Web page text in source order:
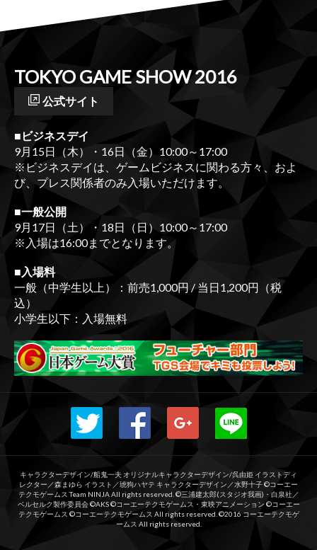
TOKYO GAME SHOW 2016
公式サイト
■ビジネスデイ
9月15日（木）・16日（金）10:00～17:00
※ビジネスデイは、ゲームビジネスに関わる方々、およ
び、プレス関係者のみ入場いただけます。
■一般公開
9月17日（土）・18日（日）10:00～17:00
※入場は16:00までとなります。
■入場料
一般（中学生以上）：前売1,000円 / 当日1,200円（税
込）
小学生以下：入場無料
キャラクターデザイン/船鬼一夫 オリジナルキャラクターデザイン/呉由姫 イラストディ
レクター／森まゆら イラスト／琥狗ハヤテ キャラクターデザイン／水野十子 ©コーエー
テクモゲームス Team NINJA All rights reserved. ©三浦建太郎(スタジオ我画)・白泉社／
ベルセルク製作委員会 ©AKS ©コーエーテクモゲームス・東映アニメーション ©コーエー
テクモゲームス ©コーエーテクモゲームス All rights reserved. ©2016 コーエーテクモゲ
ームス All rights reserved.